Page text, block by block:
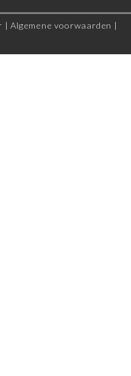
|Algemene voorwaarden |